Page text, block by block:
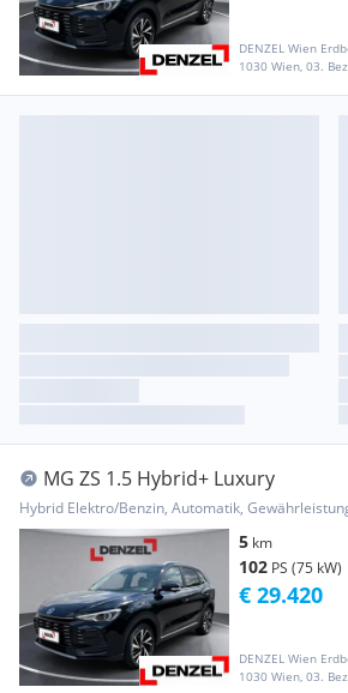
DENZEL Wien
1030 Wien, 03.
MG ZS 1.5 Hybrid+ Luxury
Hybrid Elektro/Benzin, Automatik,
5 km
102 PS (75 kW)
DENZEL Wien
1030 Wien, 03.
€ 29.420